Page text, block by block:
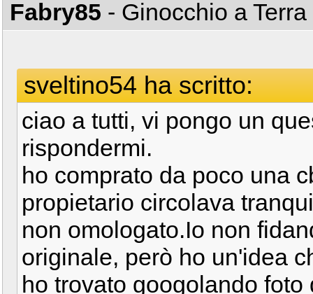
Fabry85 - Ginocchio a Terra
sveltino54 ha scritto:
ciao a tutti, vi pongo un
rispondermi.
ho comprato da poco una
propietario circolava
non omologato.Io non
originale, però ho un'idea
ho trovato googolando